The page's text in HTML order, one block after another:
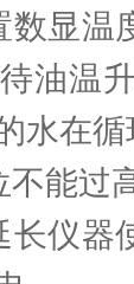
数显温
待油温
水在
不能过
长仪器